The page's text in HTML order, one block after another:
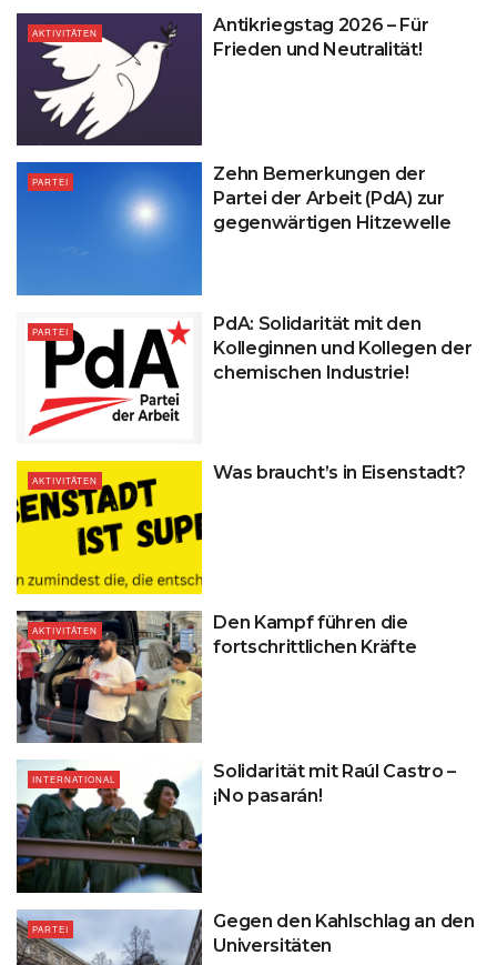
AKTIVITÄTEN
Antikriegstag 2026 – Für
Frieden und Neutralität!
PARTEI
Zehn Bemerkungen der
Partei der Arbeit (PdA) zur
gegenwärtigen Hitzewelle
PARTEI
PdA: Solidarität mit den
Kolleginnen und Kollegen der
chemischen Industrie!
AKTIVITÄTEN Was braucht’s in Eisenstadt?
AKTIVITÄTEN
Den Kampf führen die
fortschrittlichen Kräfte
INTERNATIONAL
Solidarität mit Raúl Castro –
¡No pasarán!
PARTEI
Gegen den Kahlschlag an den
Universitäten